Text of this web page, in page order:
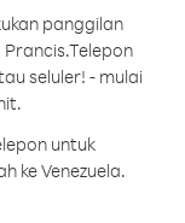
panggilan
Prancis.Telepon
seluler! - mulai
untuk
ke Venezuela.